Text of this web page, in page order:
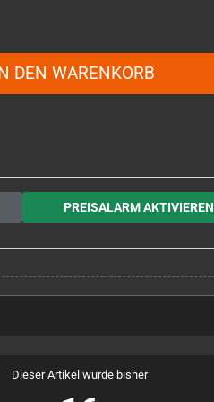
DEN WARENKORB
PREISALARM AKTIVIEREN
Dieser Artikel wurde bisher